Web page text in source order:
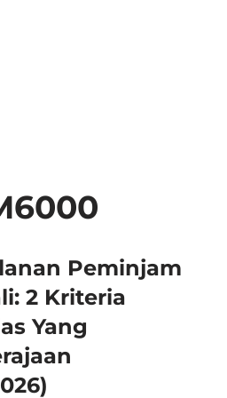
Peminjam
2 Kriteria
Yang